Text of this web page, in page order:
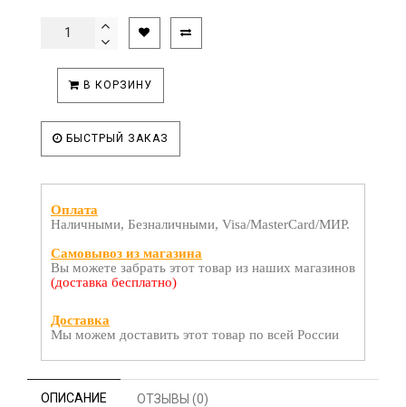
В КОРЗИНУ
БЫСТРЫЙ ЗАКАЗ
Оплата
Наличными, Безналичными, Visa/MasterCard/МИР.
Самовывоз из магазина
Вы можете забрать этот товар из наших магазинов
(доставка бесплатно)
Доставка
Мы можем доставить этот товар по всей России
ОПИСАНИЕ ОТЗЫВЫ (0)